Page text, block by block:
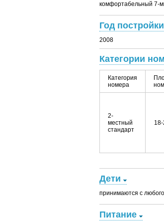
комфортабельный 7-
Год постройки
2008
Категории
Категория
номера
2-
местный
стандарт
Дети
принимаются с
Питание